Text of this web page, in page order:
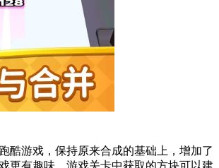
酷游戏，保持原来合成的基础上，增加了
更有趣味。游戏关卡中获取的方块可以建